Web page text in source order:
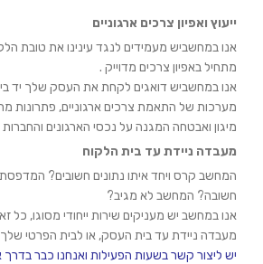
ייעוץ ואפיון צרכים ארגוניים
אנו במחשביש מעמידים לנגד עינינו את טובת
מתחיל באפיון צרכים מדוייק .
אנו במחשביש דואגים לקחת את העסק שלך יד
מערכות של התאמת צרכים ארגוניים, פתרונות
מיגון ואבטחה המגנה על נכסי הארגונים והחברות
מעבדה ניידת עד בית הלקוח
המחשב קרס ויחד איתו נתונים חשובים?
חשובה? המחשב לא מגיב?
אנו במחשב יש מעניקים שירות ייחודי מסוגו,
מעבדה ניידת עד בית העסק, או לבית הפרטי
יש ליצור קשר בשעות הפעילות ואנחנו כבר בדרך